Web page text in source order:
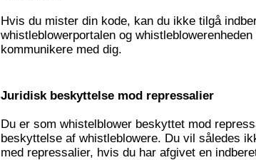
Hvis du mister din kode, kan du ikke tilgå
whistleblowerportalen og
kommunikere med dig.
Juridisk beskyttelse mod repressalier
Du er som whistelblower beskyttet mod
beskyttelse af whistleblowere. Du vil således
med repressalier, hvis du har afgivet en